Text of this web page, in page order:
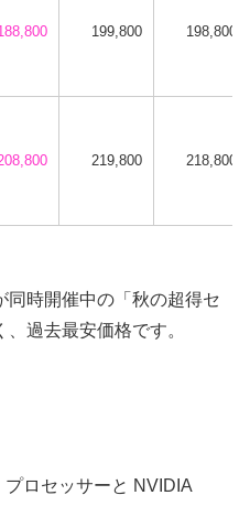
199,800 198,800
219,800 218,800
同時開催中の「秋の超得セ
過去最安価格です。
ロセッサーと NVIDIA